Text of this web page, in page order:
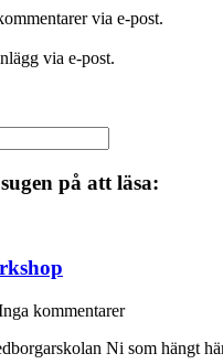
via e-post.
via e-post.
på att läsa:
kommentarer
Ni som hängt